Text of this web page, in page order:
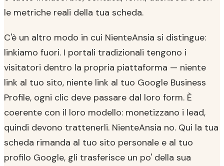
le metriche reali della tua scheda.
C'è un altro modo in cui NienteAnsia si distingue:
linkiamo fuori. I portali tradizionali tengono i
visitatori dentro la propria piattaforma — niente
link al tuo sito, niente link al tuo Google Business
Profile, ogni clic deve passare dal loro form. È
coerente con il loro modello: monetizzano i lead,
quindi devono trattenerli. NienteAnsia no. Qui la tua
scheda rimanda al tuo sito personale e al tuo
profilo Google, gli trasferisce un po' della sua